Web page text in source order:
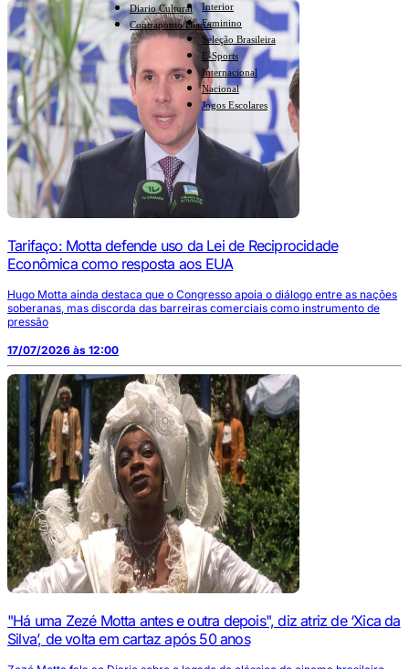
Interior
Feminino
Seleção Brasileira
E-Sports
Internacional
Nacional
Jogos Escolares
Diario Cultural
Contraponto Diario
Tarifaço: Motta defende uso da Lei de Reciprocidade
Econômica como resposta aos EUA
Hugo Motta ainda destaca que o Congresso apoia o diálogo entre as nações
soberanas, mas discorda das barreiras comerciais como instrumento de
pressão
17/07/2026 às 12:00
"Há uma Zezé Motta antes e outra depois", diz atriz de ‘Xica da
Silva’, de volta em cartaz após 50 anos